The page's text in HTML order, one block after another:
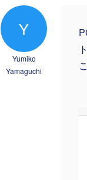
Y
Yumiko
Yamaguchi